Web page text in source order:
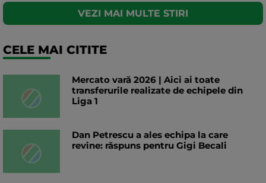
VEZI MAI MULTE STIRI
CELE MAI CITITE
Mercato vară 2026 | Aici ai toate
transferurile realizate de echipele din
Liga 1
Dan Petrescu a ales echipa la care
revine: răspuns pentru Gigi Becali